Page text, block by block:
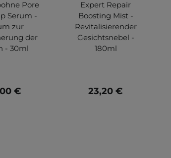
Pore
Serum -
zur
der
- 30ml
€
Expert Repair
Boosting Mist -
Revitalisierender
Gesichtsnebel -
180ml
23,20 €